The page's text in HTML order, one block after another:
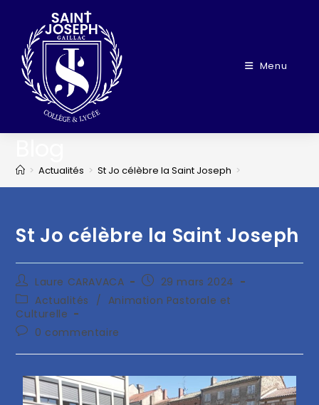
Menu
> Actualités > St Jo célèbre la Saint Joseph >
St Jo célèbre la Saint Joseph
Laure CARAVACA
29 mars 2024
Actualités
/ Animation Pastorale et
Culturelle
0 commentaire